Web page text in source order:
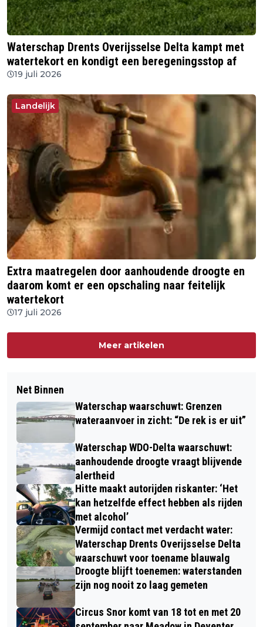
Waterschap Drents Overijsselse Delta kampt met
watertekort en kondigt een beregeningsstop af
19 juli 2026
Landelijk
Extra maatregelen door aanhoudende droogte en
daarom komt er een opschaling naar feitelijk
watertekort
17 juli 2026
Meer artikelen
Net Binnen
Waterschap waarschuwt: Grenzen
wateraanvoer in zicht: “De rek is er uit”
Waterschap WDO-Delta waarschuwt:
aanhoudende droogte vraagt blijvende
alertheid
Hitte maakt autorijden riskanter: ‘Het
kan hetzelfde effect hebben als rijden
met alcohol’
Vermijd contact met verdacht water:
Waterschap Drents Overijsselse Delta
waarschuwt voor toename blauwalg
Droogte blijft toenemen: waterstanden
zijn nog nooit zo laag gemeten
Circus Snor komt van 18 tot en met 20